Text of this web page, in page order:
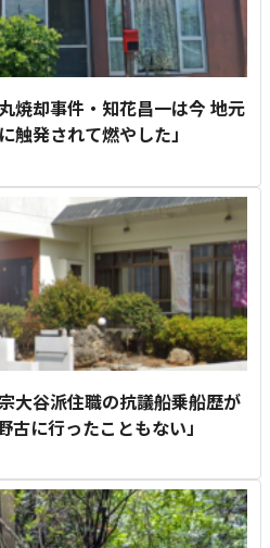
焼却事件・知花昌一は今 地元
触発されて燃やした」
大谷派住職の抗議船乗船歴が
に行ったこともない」